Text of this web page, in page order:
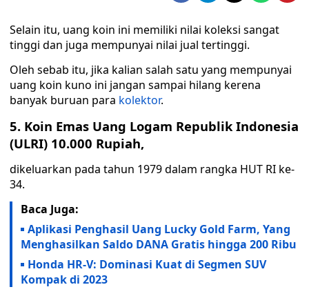
Selain itu, uang koin ini memiliki nilai koleksi sangat
tinggi dan juga mempunyai nilai jual tertinggi.
Oleh sebab itu, jika kalian salah satu yang mempunyai
uang koin kuno ini jangan sampai hilang kerena
banyak buruan para kolektor.
5. Koin Emas Uang Logam Republik Indonesia
(ULRI) 10.000 Rupiah,
dikeluarkan pada tahun 1979 dalam rangka HUT RI ke-
34.
Baca Juga:
Aplikasi Penghasil Uang Lucky Gold Farm, Yang
Menghasilkan Saldo DANA Gratis hingga 200 Ribu
Honda HR-V: Dominasi Kuat di Segmen SUV
Kompak di 2023